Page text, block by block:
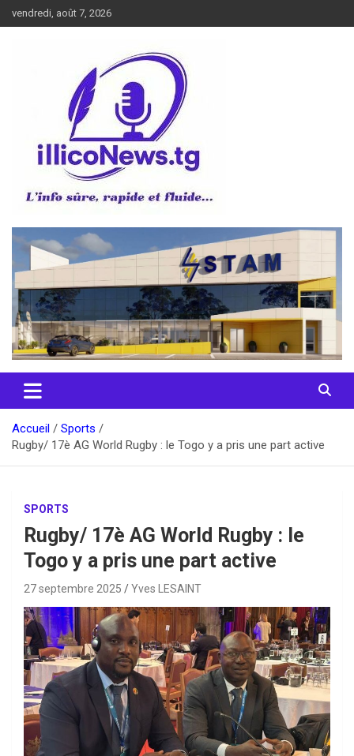
au
vendredi, août 7, 2026
illiconews
Accueil
Sports
Rugby/ 17è AG World Rugby : le Togo y a pris une part active
SPORTS
Rugby/ 17è AG World Rugby : le
Togo y a pris une part active
27 septembre 2025 Yves LESAINT